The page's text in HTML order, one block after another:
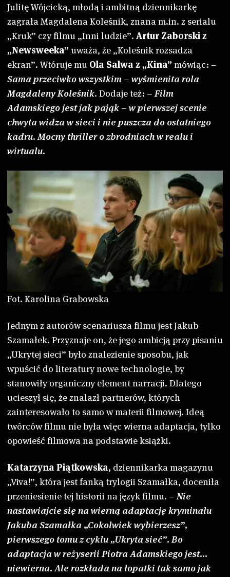
Julitę Wójcicką, młodą i ambitną dziennikarkę
zagrała Magdalena Koleśnik, znana m.in. z serialu
„Kruk” czy filmu „Inni ludzie”. Artur Zaborski z
„Newsweeka” uważa, że „Koleśnik rozsadza
ekran”. Wtóruje mu Ola Salwa z „Kina” mówiąc: –
Sama przeciwko wszystkim – wyśmienita rola
Magdaleny Koleśnik. Dodaje też: –Film
Adamskiego jest jak pająk – w pierwszej scenie
chwyta widza w sieci i nie puszcza do ostatniego
kadru. Mocny thriller o zbrodniach w realu i
wirtualu.
Fot. Karolina Grabowska
Jednym z autorów scenariusza filmu jest Jakub
Szamałek. Przyznaje on, że jego ambicją przy pisaniu
„Ukrytej sieci” było znalezienie sposobu, jak
wpuścić do literatury nowe technologie, by
stanowiły organiczny element narracji. Dlatego
ucieszył się, że znalazł partnerów, których
zainteresowało to samo w materii filmowej. Ideą
twórców filmu nie była więc wierna adaptacja, tylko
opowieść filmowa na podstawie książki.
Katarzyna Piątkowska, dziennikarka magazynu
„Viva!”, która jest fanką trylogii Szamałka, doceniła
przeniesienie tej historii na język filmu. –Nie
nastawiajcie się na wierną adaptację kryminału
Jakuba Szamałka „Cokolwiek wybierzesz”,
pierwszego tomu z cyklu „Ukryta sieć”. Bo
adaptacja w reżyserii Piotra Adamskiego jest…
niewierna. Ale rozkłada na łopatki tak samo jak